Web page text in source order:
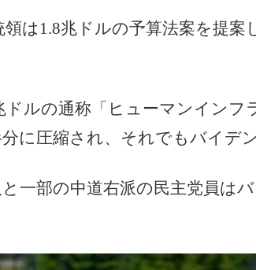
は1.8兆ドルの予算法案を提案
ドルの通称「ヒューマンインフ
に圧縮され、それでもバイデ
と一部の中道右派の民主党員は